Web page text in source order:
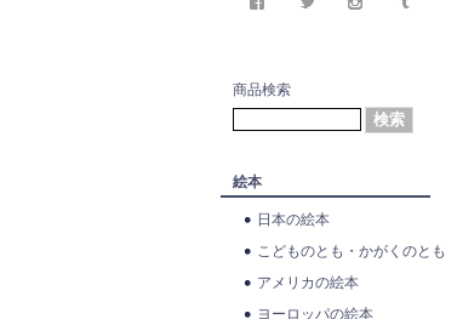
商品検索
絵本
日本の絵本
こどものとも・かがくのとも
アメリカの絵本
ヨーロッパの絵本